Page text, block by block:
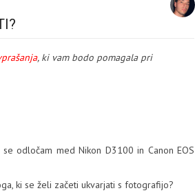
, ki vam bodo pomagala pri
odločam med Nikon D3100 in Canon EOS
ki se želi začeti ukvarjati s fotografijo?